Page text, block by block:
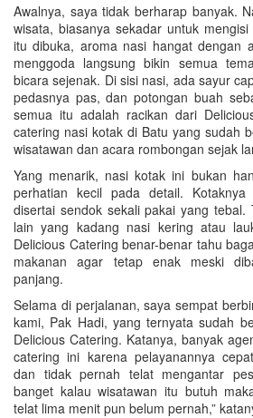
Awalnya, saya tidak berharap banyak.
wisata, biasanya sekadar untuk
itu dibuka, aroma nasi hangat dengan
menggoda langsung bikin semua
bicara sejenak. Di sisi nasi, ada sayur
pedasnya pas, dan potongan buah
semua itu adalah racikan dari
catering nasi kotak di Batu yang sudah
wisatawan dan acara rombongan sejak
Yang menarik, nasi kotak ini bukan
perhatian kecil pada detail.
disertai sendok sekali pakai yang
lain yang kadang nasi kering atau
Delicious Catering benar-benar tahu
makanan agar tetap enak meski
panjang.
Selama di perjalanan, saya sempat
kami, Pak Hadi, yang ternyata sudah
Delicious Catering. Katanya, banyak
catering ini karena pelayanannya
dan tidak pernah telat mengantar
banget kalau wisatawan itu butuh
telat lima menit pun belum pernah,”